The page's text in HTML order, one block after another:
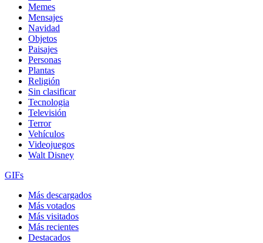
Memes
Mensajes
Navidad
Objetos
Paisajes
Personas
Plantas
Religión
Sin clasificar
Tecnologia
Televisión
Terror
Vehículos
Videojuegos
Walt Disney
GIFs
Más descargados
Más votados
Más visitados
Más recientes
Destacados